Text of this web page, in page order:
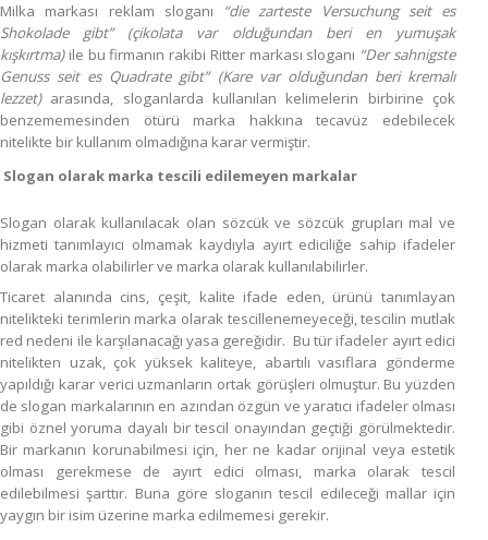
Milka markası reklam sloganı
“die zarteste Versuchung seit es
Shokolade gibt” (çikolata var olduğundan beri en yumuşak
kışkırtma)ile bu firmanın rakibi Ritter markası sloganı “Der sahnigste
Genuss seit es Quadrate gibt” (Kare var olduğundan beri kremalı
lezzet)arasında, sloganlarda kullanılan kelimelerin birbirine çok
benzememesinden ötürü marka hakkına tecavüz edebilecek
nitelikte bir kullanım olmadığına karar vermiştir.
Slogan olarak marka tescili edilemeyen markalar
Slogan olarak kullanılacak olan sözcük ve sözcük grupları mal ve
hizmeti tanımlayıcı olmamak kaydıyla ayırt ediciliğe sahip ifadeler
olarak marka olabilirler ve marka olarak kullanılabilirler.
Ticaret alanında cins, çeşit, kalite ifade eden, ürünü tanımlayan
nitelikteki terimlerin marka olarak tescillenemeyeceği, tescilin mutlak
red nedeni ile karşılanacağı yasa gereğidir. Bu tür ifadeler ayırt edici
nitelikten uzak, çok yüksek kaliteye, abartılı vasıflara gönderme
yapıldığı karar verici uzmanların ortak görüşleri olmuştur. Bu yüzden
de slogan markalarının en azından özgün ve yaratıcı ifadeler olması
gibi öznel yoruma dayalı bir tescil onayından geçtiği görülmektedir.
Bir markanın korunabilmesi için, her ne kadar orijinal veya estetik
olması gerekmese de ayırt edici olması, marka olarak tescil
edilebilmesi şarttır. Buna göre sloganın tescil edileceği mallar için
yaygın bir isim üzerine marka edilmemesi gerekir.